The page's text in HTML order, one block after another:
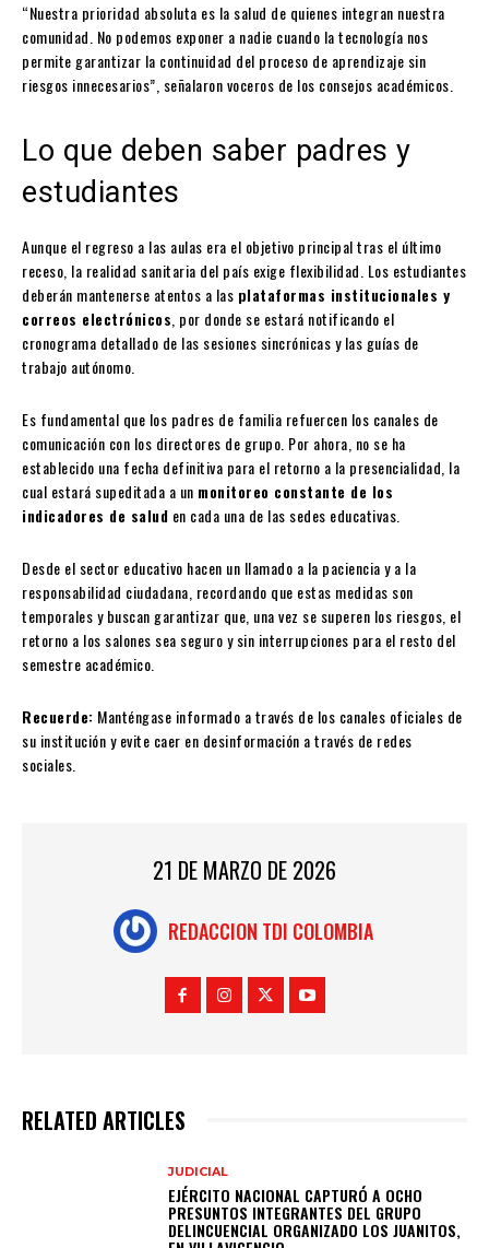
“Nuestra prioridad absoluta es la salud de quienes integran nuestra
comunidad. No podemos exponer a nadie cuando la tecnología nos
permite garantizar la continuidad del proceso de aprendizaje sin
riesgos innecesarios”, señalaron voceros de los consejos académicos.
Lo que deben saber padres y
estudiantes
Aunque el regreso a las aulas era el objetivo principal tras el último
receso, la realidad sanitaria del país exige flexibilidad. Los estudiantes
deberán mantenerse atentos a las plataformas institucionales y
correos electrónicos, por donde se estará notificando el
cronograma detallado de las sesiones sincrónicas y las guías de
trabajo autónomo.
Es fundamental que los padres de familia refuercen los canales de
comunicación con los directores de grupo. Por ahora, no se ha
establecido una fecha definitiva para el retorno a la presencialidad, la
cual estará supeditada a un monitoreo constante de los
indicadores de salud en cada una de las sedes educativas.
Desde el sector educativo hacen un llamado a la paciencia y a la
responsabilidad ciudadana, recordando que estas medidas son
temporales y buscan garantizar que, una vez se superen los riesgos, el
retorno a los salones sea seguro y sin interrupciones para el resto del
semestre académico.
Recuerde: Manténgase informado a través de los canales oficiales de
su institución y evite caer en desinformación a través de redes
sociales.
21 DE MARZO DE 2026
REDACCION TDI COLOMBIA
RELATED ARTICLES
JUDICIAL
EJÉRCITO NACIONAL CAPTURÓ A OCHO
PRESUNTOS INTEGRANTES DEL GRUPO
DELINCUENCIAL ORGANIZADO LOS JUANITOS,